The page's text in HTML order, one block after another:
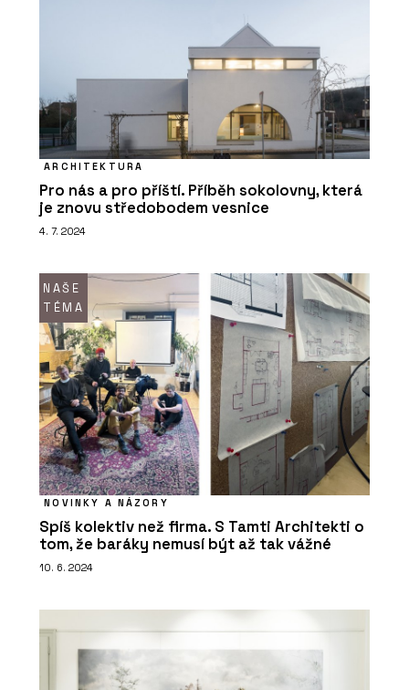
ARCHITEKTURA
Pro nás a pro příští. Příběh sokolovny, která
je znovu středobodem vesnice
4. 7. 2024
NAŠE
TÉMA
NOVINKY A NÁZORY
Spíš kolektiv než firma. S Tamti Architekti o
tom, že baráky nemusí být až tak vážné
10. 6. 2024